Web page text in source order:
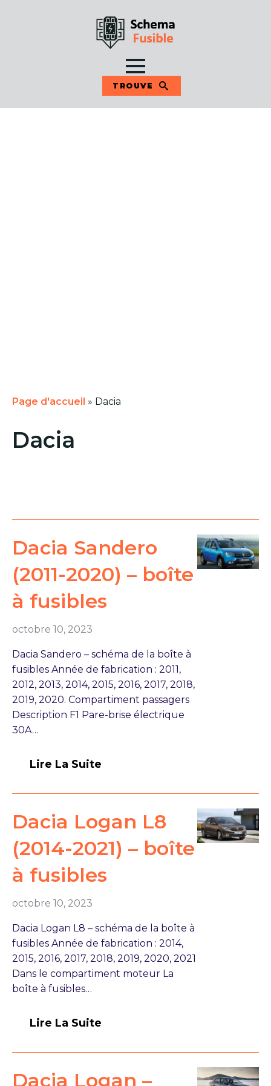
TROUVE
Page d'accueil » Dacia
Dacia
Dacia Sandero
(2011-2020) – boîte
à fusibles
octobre 10, 2023
Dacia Sandero – schéma de la boîte à
fusibles Année de fabrication : 2011,
2012, 2013, 2014, 2015, 2016, 2017, 2018,
2019, 2020. Compartiment passagers
Description F1 Pare-brise électrique
30A…
Lire La Suite
Dacia Logan L8
(2014-2021) – boîte
à fusibles
octobre 10, 2023
Dacia Logan L8 – schéma de la boîte à
fusibles Année de fabrication : 2014,
2015, 2016, 2017, 2018, 2019, 2020, 2021
Dans le compartiment moteur La
boîte à fusibles…
Lire La Suite
Dacia Logan –